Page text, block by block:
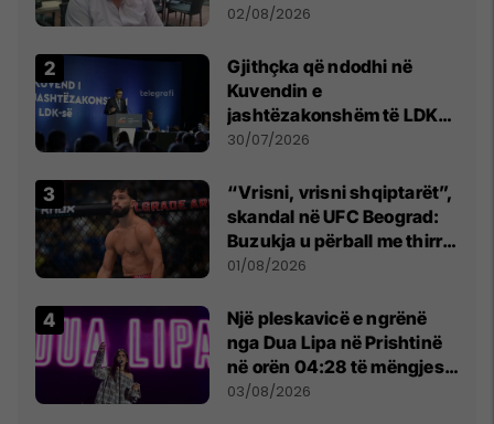
dikush e tradhtoi në
02/08/2026
Gjithçka që ndodhi në
Kuvendin e
jashtëzakonshëm të LDK-
së
30/07/2026
“Vrisni, vrisni shqiptarët”,
skandal në UFC Beograd:
Buzukja u përball me thirrje
anti-shqiptare nga
01/08/2026
Një pleskavicë e ngrënë
nga Dua Lipa në Prishtinë
në orën 04:28 të mëngjesit
- dhe bota digjitale serbe
03/08/2026